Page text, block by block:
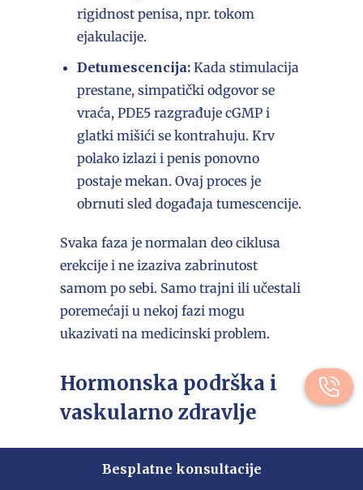
rigidnost penisa, npr. tokom
ejakulacije.
Detumescencija:Kada stimulacija
prestane, simpatički odgovor se
vraća, PDE5 razgrađuje cGMP i
glatki mišići se kontrahuju. Krv
polako izlazi i penis ponovno
postaje mekan. Ovaj proces je
obrnuti sled događaja tumescencije.
Svaka faza je normalan deo ciklusa
erekcije i ne izaziva zabrinutost
samom po sebi. Samo trajni ili učestali
poremećaji u nekoj fazi mogu
ukazivati na medicinski problem.
Hormonska podrška i
vaskularno zdravlje
pogrešno shvaćenu uloguu
Besplatne konsultacije